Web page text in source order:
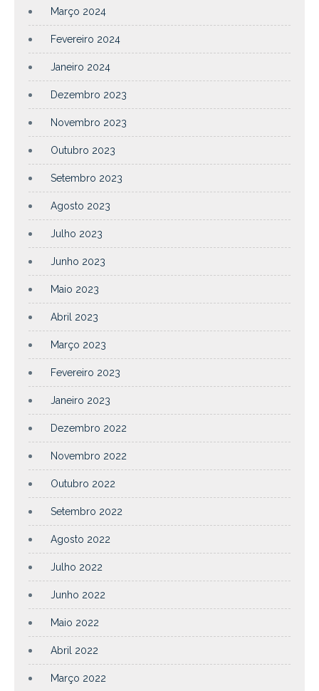
Março 2024
Fevereiro 2024
Janeiro 2024
Dezembro 2023
Novembro 2023
Outubro 2023
Setembro 2023
Agosto 2023
Julho 2023
Junho 2023
Maio 2023
Abril 2023
Março 2023
Fevereiro 2023
Janeiro 2023
Dezembro 2022
Novembro 2022
Outubro 2022
Setembro 2022
Agosto 2022
Julho 2022
Junho 2022
Maio 2022
Abril 2022
Março 2022